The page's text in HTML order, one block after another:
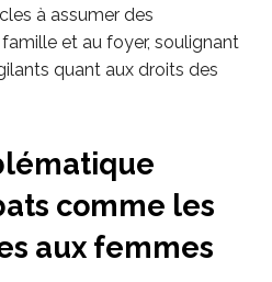
à assumer des
et au foyer, soulignant
quant aux droits des
comme les
aux femmes